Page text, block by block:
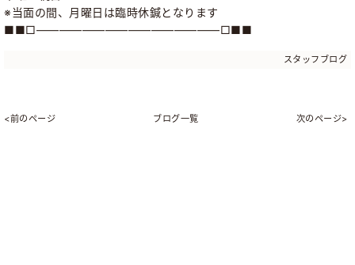
※当面の間、月曜日は臨時休鍼となります
■■□――――――――――――――――□■■
スタッフブログ
<前のページ ブログ一覧 次のページ>